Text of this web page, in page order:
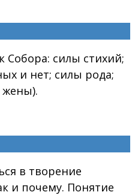
Собора: силы стихий;
и нет; силы рода;
в творение
и почему. Понятие